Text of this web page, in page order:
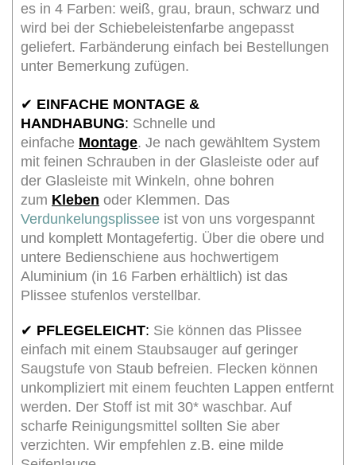
es in 4 Farben: weiß, grau, braun, schwarz und
wird bei der Schiebeleistenfarbe angepasst
geliefert. Farbänderung einfach bei Bestellungen
unter Bemerkung zufügen.
✔ EINFACHE MONTAGE &
HANDHABUNG: Schnelle und
einfache Montage. Je nach gewähltem System
mit feinen Schrauben in der Glasleiste oder auf
der Glasleiste mit Winkeln, ohne bohren
zum Kleben oder Klemmen. Das
Verdunkelungsplissee ist von uns vorgespannt
und komplett Montagefertig. Über die obere und
untere Bedienschiene aus hochwertigem
Aluminium (in 16 Farben erhältlich) ist das
Plissee stufenlos verstellbar.
✔ PFLEGELEICHT: Sie können das Plissee
einfach mit einem Staubsauger auf geringer
Saugstufe von Staub befreien. Flecken können
unkompliziert mit einem feuchten Lappen entfernt
werden. Der Stoff ist mit 30* waschbar. Auf
scharfe Reinigungsmittel sollten Sie aber
verzichten. Wir empfehlen z.B. eine milde